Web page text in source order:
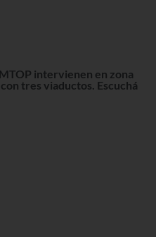
intervienen en zona
tres viaductos. Escuchá